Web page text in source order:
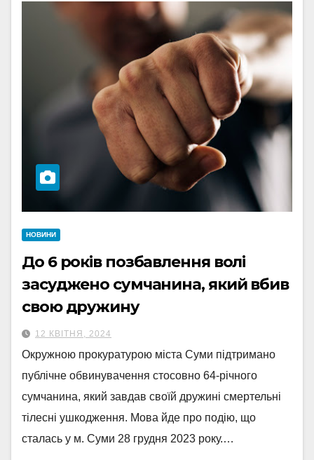
НОВИНИ
До 6 років позбавлення волі
засуджено сумчанина, який вбив
свою дружину
12 КВІТНЯ, 2024
Окружною прокуратурою міста Суми підтримано
публічне обвинувачення стосовно 64-річного
сумчанина, який завдав своїй дружині смертельні
тілесні ушкодження. Мова йде про подію, що
сталась у м. Суми 28 грудня 2023 року.…